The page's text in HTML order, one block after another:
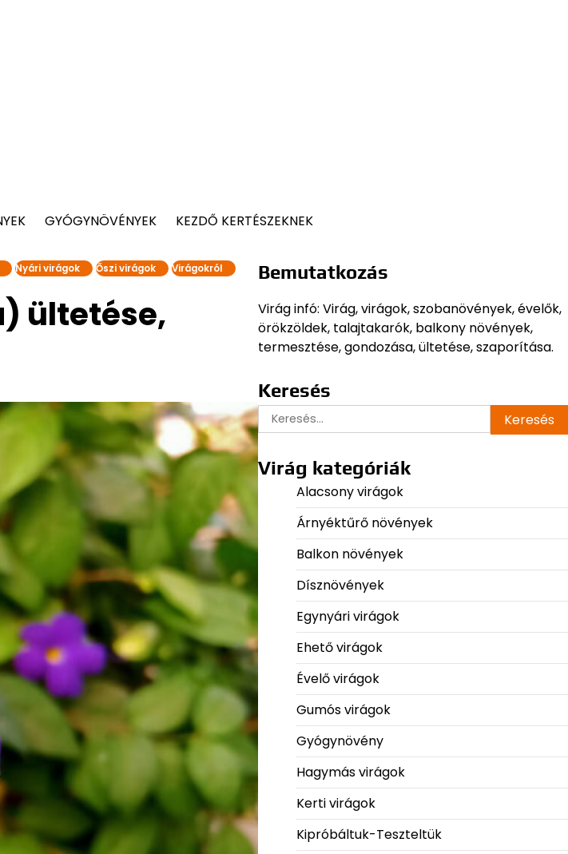
GYÓGYNÖVÉNYEK KEZDŐ KERTÉSZEKNEK
Nyári virágok Őszi virágok
Virágokról
ültetése,
Bemutatkozás
Virág infó: Virág, virágok, szobanövények, évelők,
örökzöldek, talajtakarók, balkony növények,
termesztése, gondozása, ültetése, szaporítása.
Keresés
Keresés:
Virág kategóriák
Alacsony virágok
Árnyéktűrő növények
Balkon növények
Dísznövények
Egynyári virágok
Ehető virágok
Évelő virágok
Gumós virágok
Gyógynövény
Hagymás virágok
Kerti virágok
Kipróbáltuk-Teszteltük